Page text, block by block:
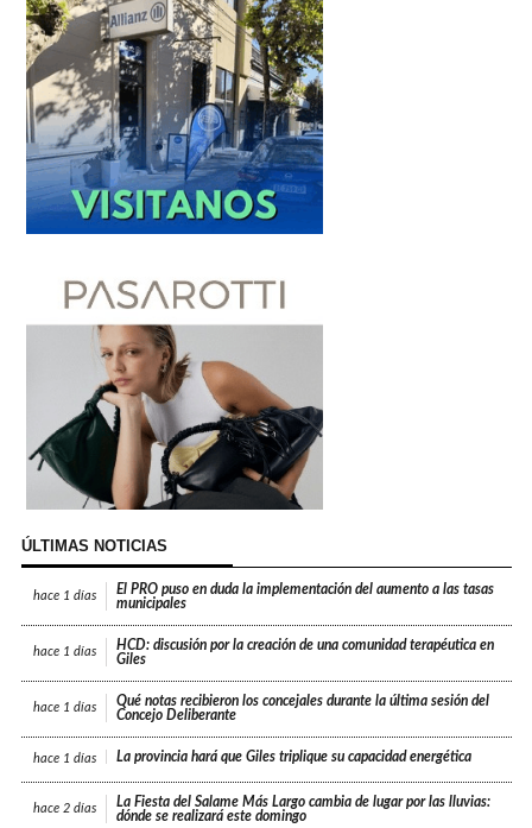
ÚLTIMAS NOTICIAS
hace 1 días
El PRO puso en duda la implementación del aumento a las tasas
municipales
hace 1 días
HCD: discusión por la creación de una comunidad terapéutica en
Giles
hace 1 días
Qué notas recibieron los concejales durante la última sesión del
Concejo Deliberante
hace 1 días La provincia hará que Giles triplique su capacidad energética
hace 2 días
La Fiesta del Salame Más Largo cambia de lugar por las lluvias:
dónde se realizará este domingo